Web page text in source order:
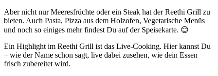
Aber nicht nur Meeresfrüchte oder ein Steak hat der Reethi Grill zu
bieten. Auch Pasta, Pizza aus dem Holzofen, Vegetarische Menüs
und noch so einiges mehr findest Du auf der Speisekarte. 😊
Ein Highlight im Reethi Grill ist das Live-Cooking. Hier kannst Du
– wie der Name schon sagt, live dabei zusehen, wie dein Essen
frisch zubereitet wird.